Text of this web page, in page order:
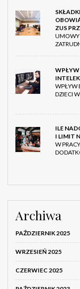
ZUS
UMOWY
WPŁYW
DZIECI
ILE
I LIMIT
W
Archiwa
PAŹDZIERNIK 2025
WRZESIEŃ 2025
CZERWIEC 2025